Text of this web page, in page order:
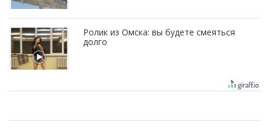
Ролик из Омска: вы будете смеяться
долго